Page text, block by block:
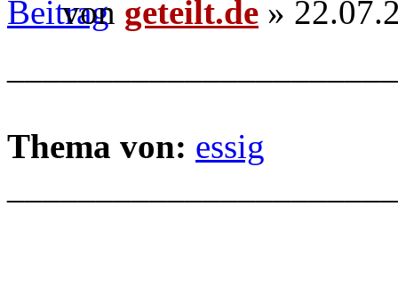
von geteilt.de »
Thema von: essig